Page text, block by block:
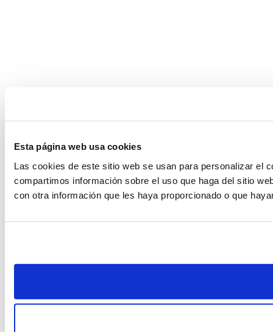
Esta página web usa cookies
Las cookies de este sitio web se usan para personalizar el
compartimos información sobre el uso que haga del sitio
con otra información que les haya proporcionado o que